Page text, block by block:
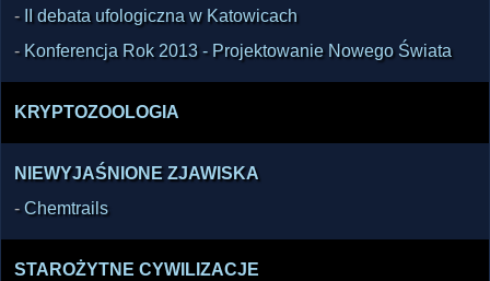
- II debata ufologiczna w Katowicach
- Konferencja Rok 2013 - Projektowanie Nowego Świata
KRYPTOZOOLOGIA
NIEWYJAŚNIONE ZJAWISKA
-Chemtrails
STAROŻYTNE CYWILIZACJE